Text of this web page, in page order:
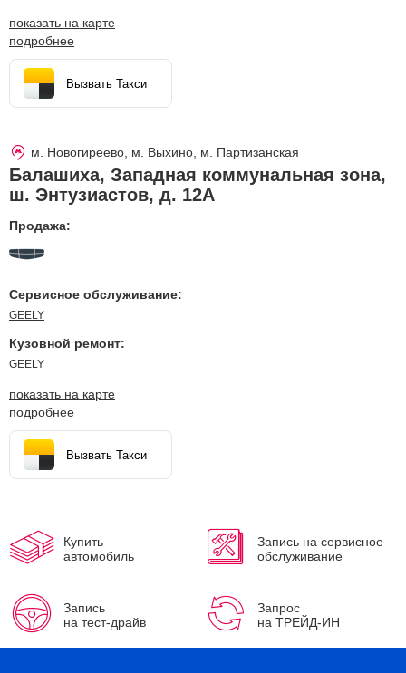
показать на карте
подробнее
Вызвать Такси
м. Новогиреево, м. Выхино, м. Партизанская
Балашиха, Западная коммунальная зона,
ш. Энтузиастов, д. 12А
Продажа:
Сервисное обслуживание:
GEELY
Кузовной ремонт:
GEELY
показать на карте
подробнее
Вызвать Такси
Купить
автомобиль
Запись на сервисное
обслуживание
Запись
на тест-драйв
Запрос
на ТРЕЙД-ИН